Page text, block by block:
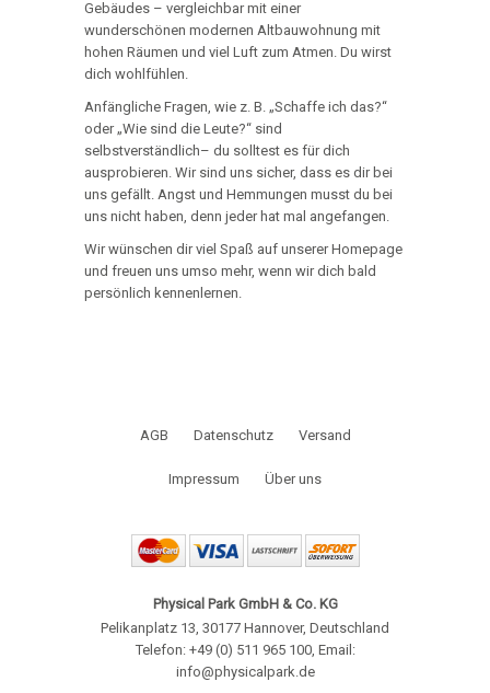
Gebäudes – vergleichbar mit einer
wunderschönen modernen Altbauwohnung mit
hohen Räumen und viel Luft zum Atmen. Du wirst
dich wohlfühlen.
Anfängliche Fragen, wie z. B. „Schaffe ich das?“
oder „Wie sind die Leute?“ sind
selbstverständlich– du solltest es für dich
ausprobieren. Wir sind uns sicher, dass es dir bei
uns gefällt. Angst und Hemmungen musst du bei
uns nicht haben, denn jeder hat mal angefangen.
Wir wünschen dir viel Spaß auf unserer Homepage
und freuen uns umso mehr, wenn wir dich bald
persönlich kennenlernen.
AGB Datenschutz Versand
Impressum Über uns
Physical Park GmbH & Co. KG
Pelikanplatz 13, 30177 Hannover, Deutschland
Telefon: +49 (0) 511 965 100, Email:
info@physicalpark.de